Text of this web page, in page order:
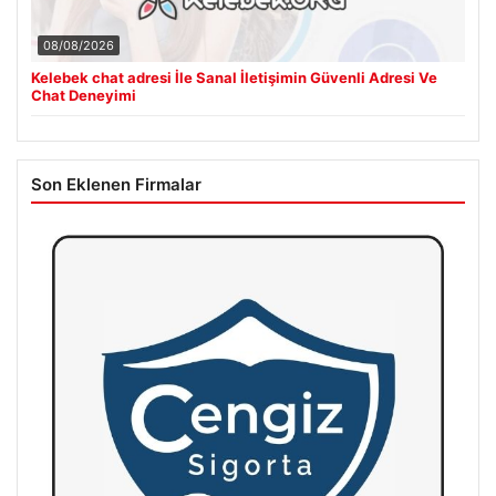
08/08/2026
Kelebek chat adresi İle Sanal İletişimin Güvenli Adresi Ve
Chat Deneyimi
Son Eklenen Firmalar